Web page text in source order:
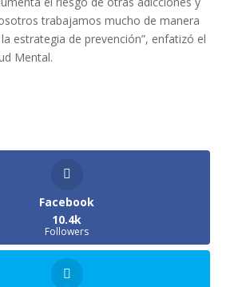
trabajamos mucho de manera
estrategia de prevención”, enfatizó el
Mental.
Facebook
10.4k
Followers